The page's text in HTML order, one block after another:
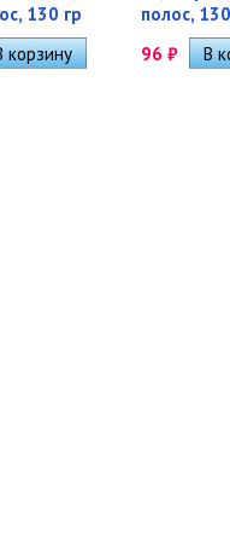
130 гр
полос,
96 ₽